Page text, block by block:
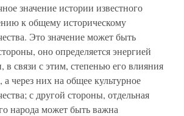
значение истории известного
к общему историческому
Это значение может быть
оно определяется энергией
в связи с этим, степенью его влияния
через них на общее культурное
с другой стороны, отдельная
народа может быть важна